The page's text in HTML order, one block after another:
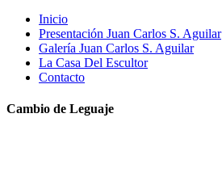
Inicio
Presentación Juan Carlos S. Aguilar
Galería Juan Carlos S. Aguilar
La Casa Del Escultor
Contacto
Cambio de Leguaje